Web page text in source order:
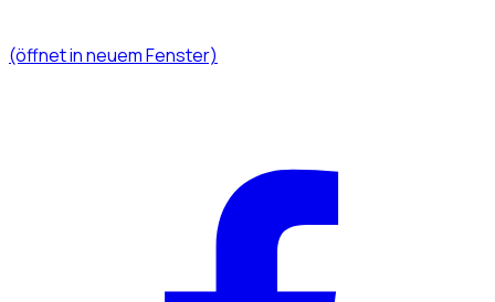
(öffnet in neuem Fenster)